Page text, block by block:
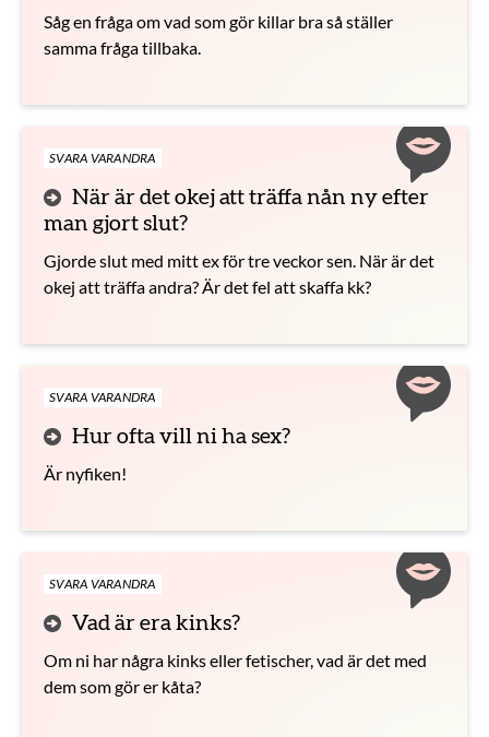
Såg en fråga om vad som gör killar bra så ställer
samma fråga tillbaka.
SVARA VARANDRA
När är det okej att träffa nån ny efter
man gjort slut?
Gjorde slut med mitt ex för tre veckor sen. När är det
okej att träffa andra? Är det fel att skaffa kk?
SVARA VARANDRA
Hur ofta vill ni ha sex?
Är nyfiken!
SVARA VARANDRA
Vad är era kinks?
Om ni har några kinks eller fetischer, vad är det med
dem som gör er kåta?